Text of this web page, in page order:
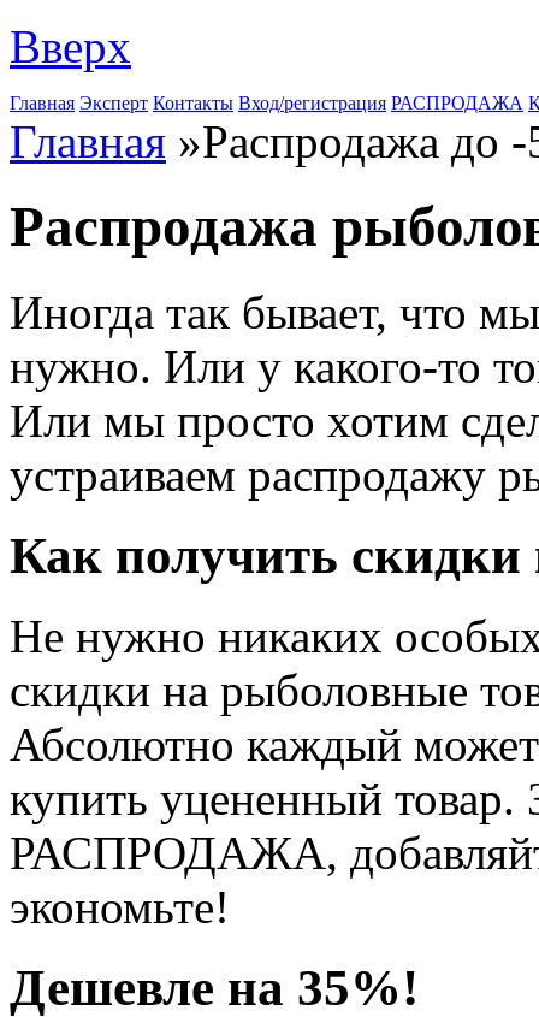
Вверх
Главная Эксперт Контакты Вход/регистрация РАСПРОДАЖА
Главная »Распродажа до
Распродажа
Иногда так бывает, что
нужно. Или у какого-то
Или мы просто хотим
устраиваем распродажу
Как получить
Не нужно никаких
скидки на рыболовные
Абсолютно каждый может
купить уцененный товар.
РАСПРОДАЖА,
экономьте!
Дешевле на 35%!